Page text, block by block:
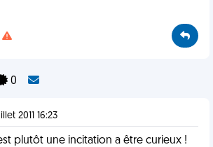
0
2011 16:23
plutôt une incitation a être curieux !